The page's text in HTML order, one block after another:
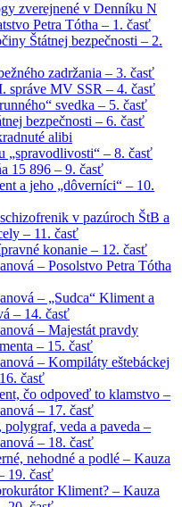
zverejnené v Denníku N
Petra Tótha – 1. časť
Štátnej bezpečnosti – 2.
zadržania – 3. časť
správe MV SSR – 4. časť
svedka – 5. časť
bezpečnosti – 6. časť
alibi
„spravodlivosti“ – 8. časť
15 896 – 9. časť
a jeho „dôverníci“ – 10.
v pazúroch ŠtB a
– 11. časť
konanie – 12. časť
– Posolstvo Petra Tótha
– „Sudca“ Kliment a
– 14. časť
– Majestát pravdy
– 15. časť
– Kompiláty eštebáckej
časť
čo odpoveď to klamstvo –
– 17. časť
veda a paveda –
– 18. časť
nehodné a podlé – Kauza
19. časť
Kliment? – Kauza